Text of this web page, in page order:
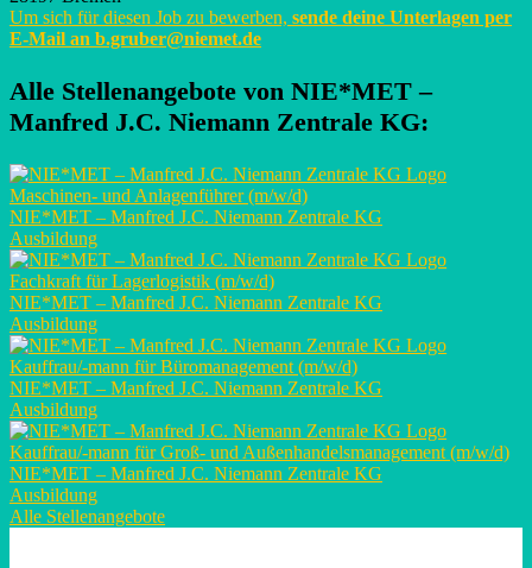
Um sich für diesen Job zu bewerben, sende deine Unterlagen per
E-Mail an b.gruber@niemet.de
Alle Stellenangebote von NIE*MET –
Manfred J.C. Niemann Zentrale KG:
Maschinen- und Anlagenführer (m/w/d)
NIE*MET – Manfred J.C. Niemann Zentrale KG
Ausbildung
Fachkraft für Lagerlogistik (m/w/d)
NIE*MET – Manfred J.C. Niemann Zentrale KG
Ausbildung
Kauffrau/-mann für Büromanagement (m/w/d)
NIE*MET – Manfred J.C. Niemann Zentrale KG
Ausbildung
Kauffrau/-mann für Groß- und Außenhandelsmanagement (m/w/d)
NIE*MET – Manfred J.C. Niemann Zentrale KG
Ausbildung
Alle Stellenangebote